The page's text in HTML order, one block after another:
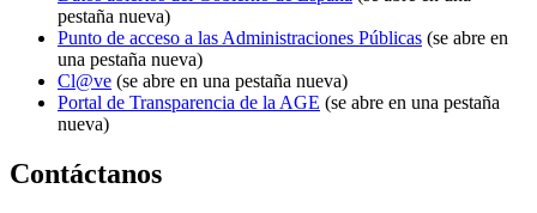
pestaña nueva)
Punto de acceso a las Administraciones Públicas (se abre en
una pestaña nueva)
Cl@ve (se abre en una pestaña nueva)
Portal de Transparencia de la AGE (se abre en una pestaña
nueva)
Contáctanos